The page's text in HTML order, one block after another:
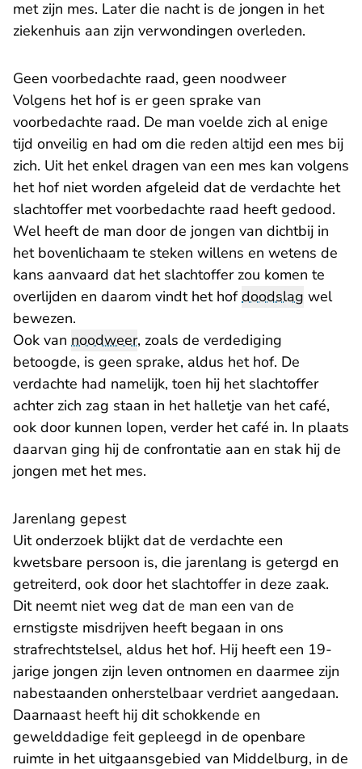
met zijn mes. Later die nacht is de jongen in het
ziekenhuis aan zijn verwondingen overleden.
Geen voorbedachte raad, geen noodweer
Volgens het hof is er geen sprake van
voorbedachte raad. De man voelde zich al enige
tijd onveilig en had om die reden altijd een mes bij
zich. Uit het enkel dragen van een mes kan volgens
het hof niet worden afgeleid dat de verdachte het
slachtoffer met voorbedachte raad heeft gedood.
Wel heeft de man door de jongen van dichtbij in
het bovenlichaam te steken willens en wetens de
kans aanvaard dat het slachtoffer zou komen te
overlijden en daarom vindt het hofdoodslag wel
bewezen.
Ook van noodweer, zoals de verdediging
betoogde, is geen sprake, aldus het hof. De
verdachte had namelijk, toen hij het slachtoffer
achter zich zag staan in het halletje van het café,
ook door kunnen lopen, verder het café in. In plaats
daarvan ging hij de confrontatie aan en stak hij de
jongen met het mes.
Jarenlang gepest
Uit onderzoek blijkt dat de verdachte een
kwetsbare persoon is, die jarenlang is getergd en
getreiterd, ook door het slachtoffer in deze zaak.
Dit neemt niet weg dat de man een van de
ernstigste misdrijven heeft begaan in ons
strafrechtstelsel, aldus het hof. Hij heeft een 19-
jarige jongen zijn leven ontnomen en daarmee zijn
nabestaanden onherstelbaar verdriet aangedaan.
Daarnaast heeft hij dit schokkende en
gewelddadige feit gepleegd in de openbare
ruimte in het uitgaansgebied van Middelburg, in de